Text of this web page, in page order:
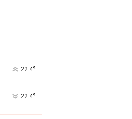
22.4°
22.4°